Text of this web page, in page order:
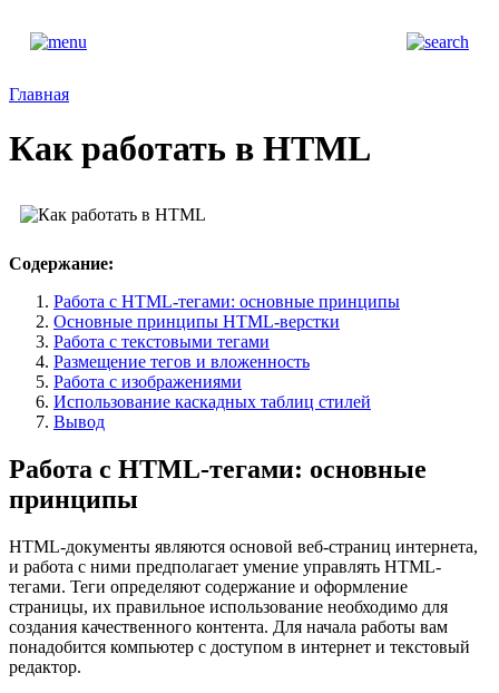
Главная
Как работать в HTML
Содержание:
Работа с HTML-тегами: основные принципы
Основные принципы HTML-верстки
Работа с текстовыми тегами
Размещение тегов и вложенность
Работа с изображениями
Использование каскадных таблиц стилей
Вывод
Работа с HTML-тегами: основные
принципы
HTML-документы являются основой веб-страниц интернета,
и работа с ними предполагает умение управлять HTML-
тегами. Теги определяют содержание и оформление
страницы, их правильное использование необходимо для
создания качественного контента. Для начала работы вам
понадобится компьютер с доступом в интернет и текстовый
редактор.